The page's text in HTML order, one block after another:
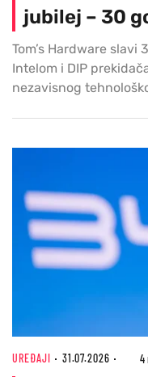
jubilej – 30
Tom’s Hardware slavi
Intelom i DIP
nezavisnog
UREĐAJI 31.07.2026 4